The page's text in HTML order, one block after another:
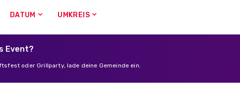
DATUM UMKREIS
Event?
oder Grillparty, lade deine Gemeinde ein.